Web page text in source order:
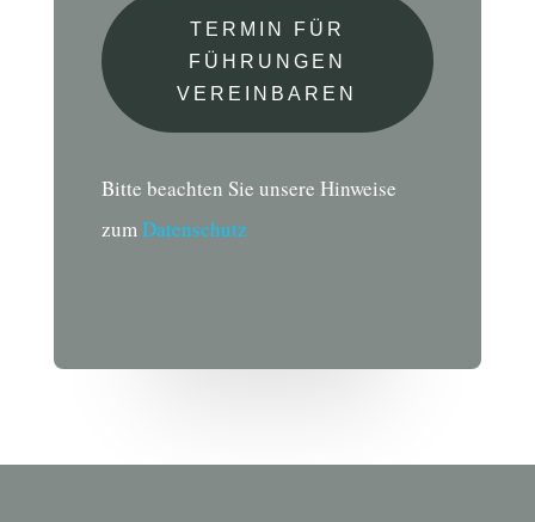
TERMIN FÜR
FÜHRUNGEN
VEREINBAREN
Bitte beachten Sie unsere Hinweise
zumDatenschutz